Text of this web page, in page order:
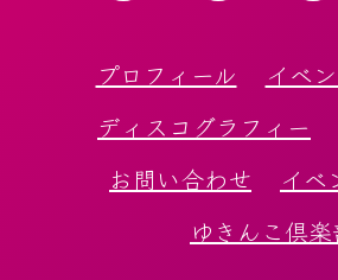
プロフィール イベ
ディスコグラフィー
お問い合わせ
イベ
ゆきんこ倶楽